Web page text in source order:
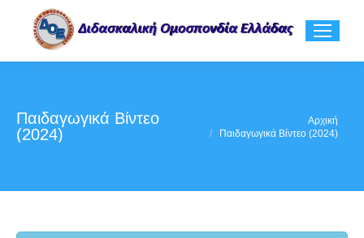
Παιδαγωγικά Βίντεο
(2024)
Αρχική
Παιδαγωγικά Βίντεο (2024)